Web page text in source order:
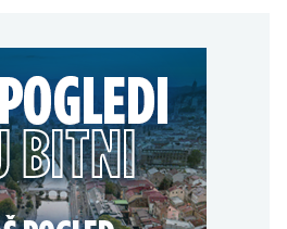
Požar kod Konjica i dalje
aktivan, gust dim
otežava gašenje iz zraka
kontrolisala više od 300
zauzimanja obale
FOKUS
Amerikanci
upozoravaju: Putin bi
mogao testirati NATO
ograničenim napadom,
KULTURA
Rat i pijesak prijete
drevnim piramidama
Meroe u Sudanu